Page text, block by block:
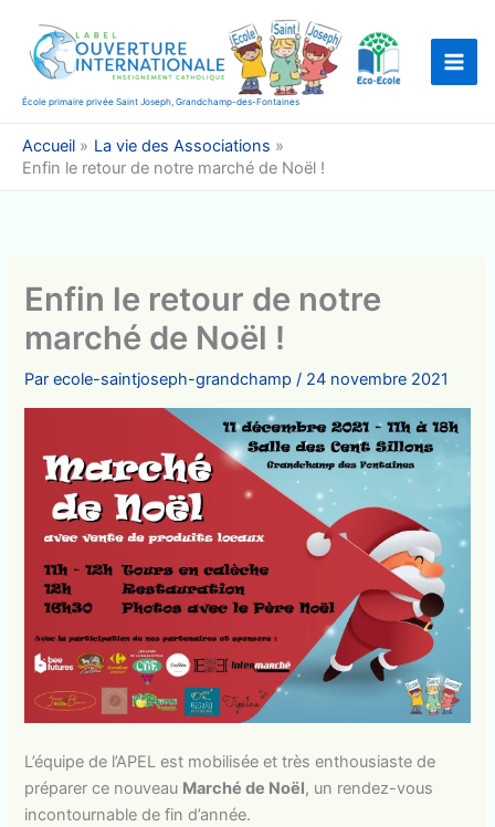
contenu
École primaire privée Saint Joseph, Grandchamp-des-Fontaines
Accueil
La vie des Associations
Enfin le retour de notre marché de Noël !
Enfin le retour de notre
marché de Noël !
Parecole-saintjoseph-grandchamp/ 24 novembre 2021
L’équipe de l’APEL est mobilisée et très enthousiaste de
préparer ce nouveau Marché de Noël, un rendez-vous
incontournable de fin d’année.